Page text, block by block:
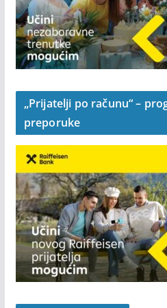
„Prijatelji po računu“ –
preporuke